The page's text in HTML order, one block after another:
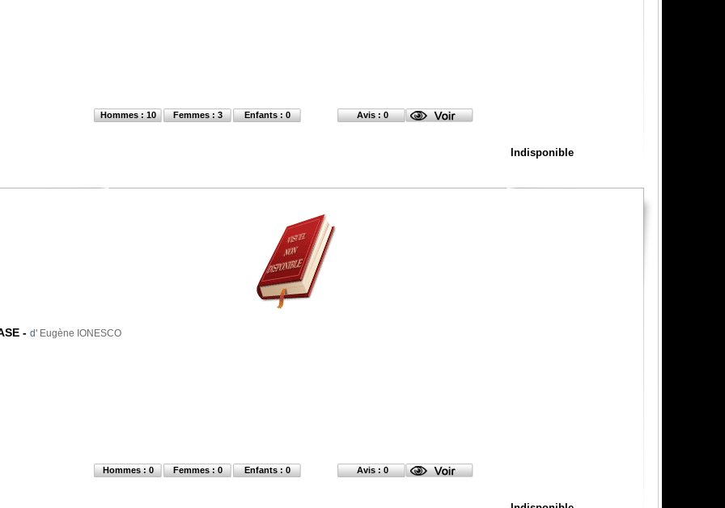
Hommes : 10 Femmes : 3 Enfants : 0 Avis : 0
Indisponible
-d' Eugène IONESCO
Hommes : 0 Femmes : 0 Enfants : 0 Avis : 0